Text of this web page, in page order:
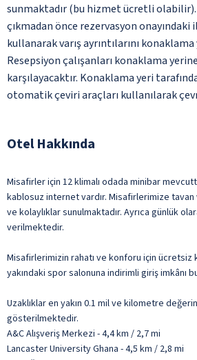
sunmaktadır (bu hizmet ücretli
çıkmadan önce rezervasyon
kullanarak varış ayrıntılarını
Resepsiyon çalışanları konaklama
karşılayacaktır. Konaklama yeri
otomatik çeviri araçları kullanılarak
Otel Hakkında
Misafirler için 12 klimalı odada minibar
kablosuz internet vardır. Misafirlerimize
ve kolaylıklar sunulmaktadır. Ayrıca günlük
verilmektedir.
Misafirlerimizin rahatı ve konforu için
yakındaki spor salonuna indirimli giriş imkânı
Uzaklıklar en yakın 0.1 mil ve kilometre
gösterilmektedir.
A&C Alışveriş Merkezi - 4,4 km / 2,7 mi
Lancaster University Ghana - 4,5 km / 2,8 mi